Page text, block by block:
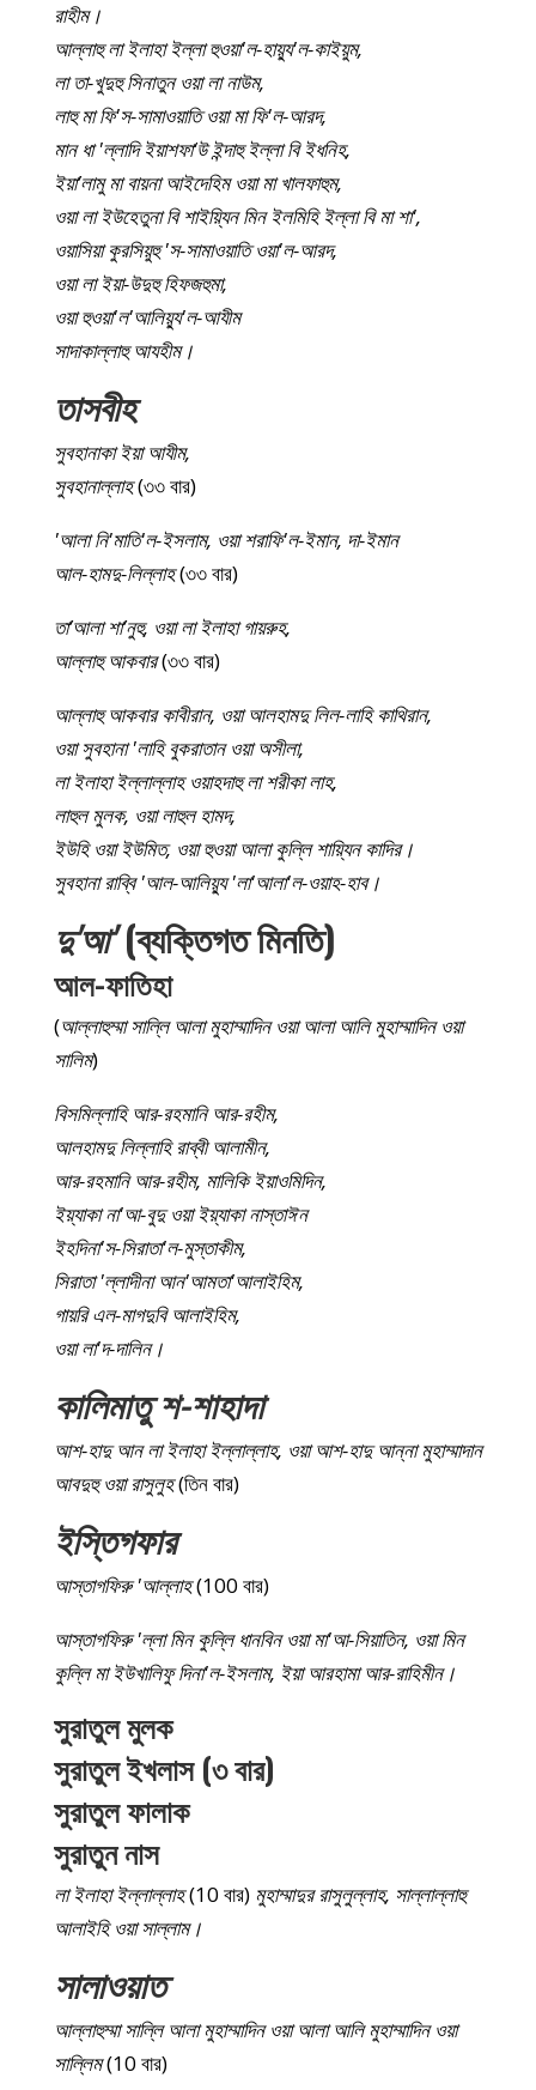
রাহীম।
আল্লাহু লা ইলাহা ইল্লা হুওয়া'ল-হায়্যু'ল-কাইয়ুম,
লা তা-খুদুহু সিনাতুন ওয়া লা নাউম,
লাহু মা ফি'স-সামাওয়াতি ওয়া মা ফি'ল-আরদ,
মান ধা 'ল্লাদি ইয়াশফা‘উ ইন্দাহু ইল্লা বি ইধনিহ,
ইয়া’লামু মা বায়না আইদেহিম ওয়া মা খালফাহুম,
ওয়া লা ইউহেতুনা বি শাইয়্যিন মিন ইলমিহি ইল্লা বি মা শা',
ওয়াসিয়া কুরসিয়ুহু 'স-সামাওয়াতি ওয়া'ল-আরদ,
ওয়া লা ইয়া-উদুহু হিফজহুমা,
ওয়া হুওয়া'ল'আলিয়্যু'ল-আযীম
সাদাকাল্লাহু আযহীম।
তাসবীহ
সুবহানাকা ইয়া আযীম,
সুবহানাল্লাহ(৩৩ বার)
'আলা নি'মাতি'ল-ইসলাম, ওয়া শরাফি'ল-ইমান, দা-ইমান
আল-হামদু-লিল্লাহ(৩৩ বার)
তা’আলা শা’নুহু, ওয়া লা ইলাহা গায়রুহ,
আল্লাহু আকবার(৩৩ বার)
আল্লাহু আকবার কাবীরান, ওয়া আলহামদু লিল-লাহি কাথিরান,
ওয়া সুবহানা 'লাহি বুকরাতান ওয়া অসীলা,
লা ইলাহা ইল্লাল্লাহ ওয়াহদাহু লা শরীকা লাহ,
লাহুল মুলক, ওয়া লাহুল হামদ,
ইউহি ওয়া ইউমিত, ওয়া হুওয়া আলা কুল্লি শায়্যিন কাদির।
সুবহানা রাব্বি 'আল-আলিয়্যু 'লা'আলা'ল-ওয়াহ-হাব।
দু'আ'(ব্যক্তিগত মিনতি)
আল-ফাতিহা
(আল্লাহুম্মা সাল্লি আলা মুহাম্মাদিন ওয়া আলা আলি মুহাম্মাদিন ওয়া
সালিম)
বিসমিল্লাহি আর-রহমানি আর-রহীম,
আলহামদু লিল্লাহি রাব্বী আলামীন,
আর-রহমানি আর-রহীম, মালিকি ইয়াওমিদিন,
ইয়্যাকা না'আ-বুদু ওয়া ইয়্যাকা নাস্তাঈন
ইহদিনা'স-সিরাতা'ল-মুস্তাকীম,
সিরাতা 'ল্লাদীনা আন'আমতা'আলাইহিম,
গায়রি এল-মাগদুবি আলাইহিম,
ওয়া লা'দ-দালিন।
কালিমাতু শ-শাহাদা
আশ-হাদু আন লা ইলাহা ইল্লাল্লাহ, ওয়া আশ-হাদু আন্না মুহাম্মাদান
আবদুহু ওয়া রাসুলুহ(তিন বার)
ইস্তিগফার
আস্তাগফিরু 'আল্লাহ(100 বার)
আস্তাগফিরু 'ল্লা মিন কুল্লি ধানবিন ওয়া মা'আ-সিয়াতিন, ওয়া মিন
কুল্লি মা ইউখালিফু দিনা'ল-ইসলাম, ইয়া আরহামা আর-রাহিমীন।
সুরাতুল মুলক
সুরাতুল ইখলাস (৩ বার)
সুরাতুল ফালাক
সুরাতুন নাস
লা ইলাহা ইল্লাল্লাহ(10 বার) মুহাম্মাদুর রাসুলুল্লাহ, সাল্লাল্লাহু
আলাইহি ওয়া সাল্লাম।
সালাওয়াত
আল্লাহুম্মা সাল্লি আলা মুহাম্মাদিন ওয়া আলা আলি মুহাম্মাদিন ওয়া
সাল্লিম(10 বার)